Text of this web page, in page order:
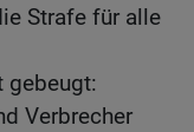
Strafe für alle
gebeugt:
Verbrecher